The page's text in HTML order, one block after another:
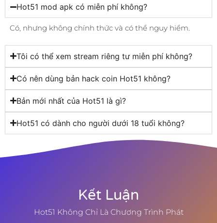
Hot51 mod apk có miễn phí không?
Có, nhưng không chính thức và có thể nguy hiểm.
Tôi có thể xem stream riêng tư miễn phí không?
Có nên dùng bản hack coin Hot51 không?
Bản mới nhất của Hot51 là gì?
Hot51 có dành cho người dưới 18 tuổi không?
Kết Luận
Hot51 Không Chỉ Là Chương Trình Phát